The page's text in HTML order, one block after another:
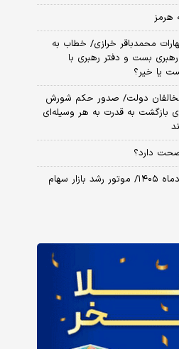
هرمز
محمدباقر خرازی/ خطاب به
بست و دفتر رهبری با
یا خیر؟
مخالفان دولت/ صدور حکم شورش
بازگشت به قدرت به هر وسیله‌ای
صحت دارد؟
پیش بینی بورس فردا شنبه ۱۷ مردادماه ۱۴۰۵/ موتور رشد بازار سهام